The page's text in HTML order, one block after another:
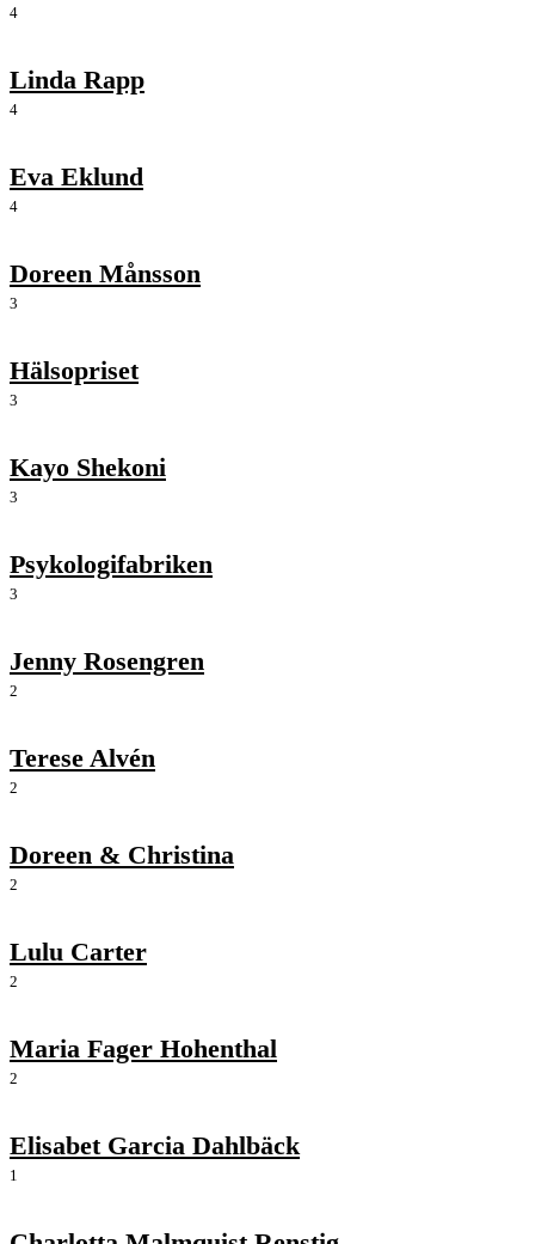
4
Linda Rapp
4
Eva Eklund
4
Doreen Månsson
3
Hälsopriset
3
Kayo Shekoni
3
Psykologifabriken
3
Jenny Rosengren
2
Terese Alvén
2
Doreen & Christina
2
Lulu Carter
2
Maria Fager Hohenthal
2
Elisabet Garcia Dahlbäck
1